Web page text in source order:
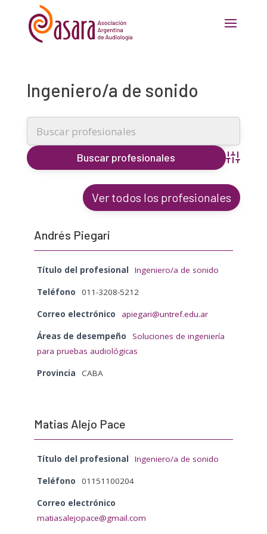
Ingeniero/a de sonido
Ver todos los profesionales
Andrés Piegari
Título del profesional Ingeniero/a de sonido
Teléfono 011-3208-5212
Correo electrónico apiegari@untref.edu.ar
Áreas de desempeño
Soluciones de ingeniería
para pruebas audiológicas
Provincia CABA
Matias Alejo Pace
Título del profesional Ingeniero/a de sonido
Teléfono 01151100204
Correo electrónico
matiasalejopace@gmail.com